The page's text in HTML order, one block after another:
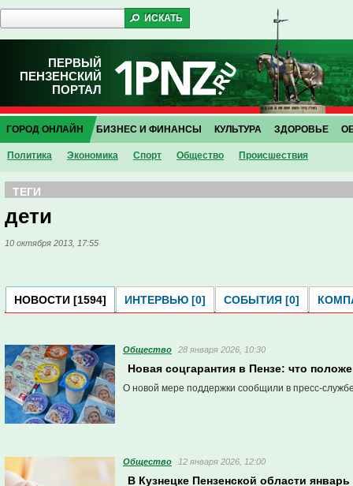
ПЕРВЫЙ
ПЕНЗЕНСКИЙ
ПОРТАЛ
ГОРОД ОНЛАЙН
Политика Экономика Спорт Общество Проиcшествия
БИЗНЕС И ФИНАНСЫ КУЛЬТУРА ЗДОРОВЬЕ
ТЕГИ
дети
10 октября 2013, 17:55
НОВОСТИ [1594] ИНТЕРВЬЮ [0] СОБЫТИЯ [0]
Общество 28 января 2026, 10:30
Новая соцгарантия в Пензе: что
О новой мере поддержки сообщили в пресс-
Общество 12 января 2026, 12:00
В Кузнецке Пензенской области